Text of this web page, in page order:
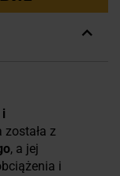
została z
, a jej
i